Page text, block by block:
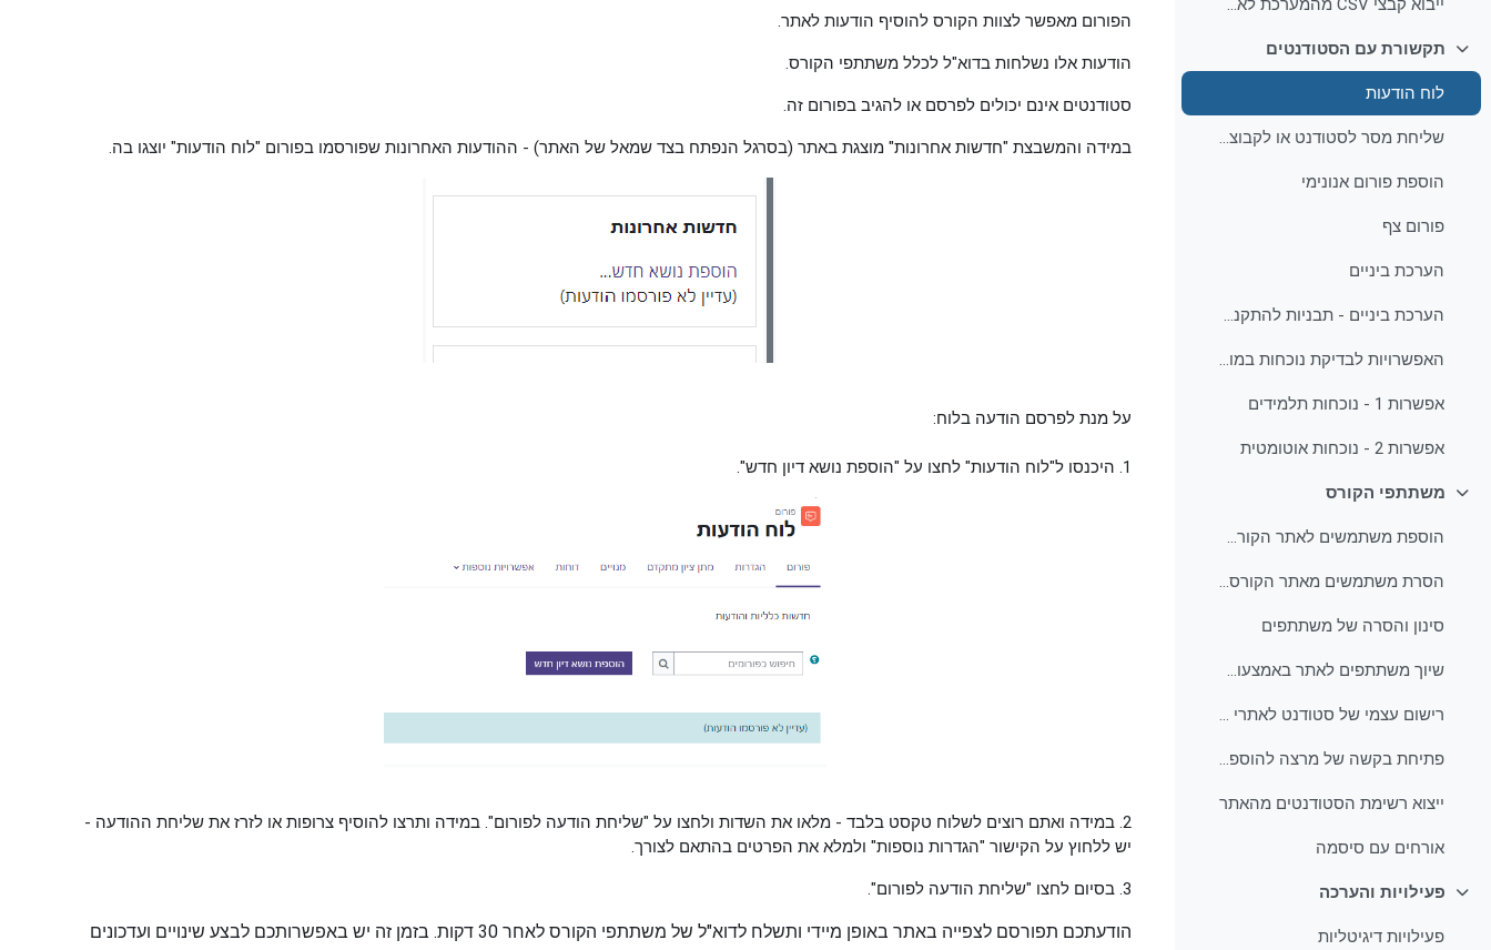
ייבוא קבצי CSV מהמערכת לאקסל
צמצום
תקשורת עם הסטודנטים
לוח הודעות
שליחת מסר לסטודנט או לקבוצת סטודנטים
הוספת פורום אנונימי
פורום צף
הערכת ביניים
הערכת ביניים - תבניות להתקנה והנחיות
האפשרויות לבדיקת נוכחות במודל
אפשרות 1 - נוכחות תלמידים
אפשרות 2 - נוכחות אוטומטית
צמצום
משתתפי הקורס
הוספת משתמשים לאתר הקורס באופן ידני
הסרת משתמשים מאתר הקורס באופן ידני
סינון והסרה של משתתפים
שיוך משתתפים לאתר באמצעות קובץ Excel
רישום עצמי של סטודנט לאתרי קורסים כ"שומע חופשי"
פתיחת בקשה של מרצה להוספת שומע חופשי בקורס שלו
ייצוא רשימת הסטודנטים מהאתר
אורחים עם סיסמה
צמצום
פעילויות והערכה
פעילויות דיגיטליות
הפורום מאפשר לצוות הקורס להוסיף הודעות לאתר.
הודעות אלו נשלחות בדוא"ל לכלל משתתפי הקורס.
סטודנטים אינם יכולים לפרסם או להגיב בפורום זה.
במידה והמשבצת "חדשות אחרונות" מוצגת באתר (בסרגל הנפתח בצד שמאל של האתר) - ההודעות האחרונות שפורסמו בפורום "לוח הודעות" יוצגו בה.
על מנת לפרסם הודעה בלוח:
1. היכנסו ל"לוח הודעות" לחצו על "הוספת נושא דיון חדש".
2. במידה ואתם רוצים לשלוח טקסט בלבד - מלאו את השדות ולחצו על "שליחת הודעה לפורום". במידה ותרצו להוסיף צרופות או לזרז את שליחת ההודעה -
יש ללחוץ על הקישור "הגדרות נוספות" ולמלא את הפרטים בהתאם לצורך.
3. בסיום לחצו "שליחת הודעה לפורום".
הודעתכם תפורסם לצפייה באתר באופן מיידי ותשלח לדוא"ל של משתתפי הקורס לאחר 30 דקות. בזמן זה יש באפשרותכם לבצע שינויים ועדכונים